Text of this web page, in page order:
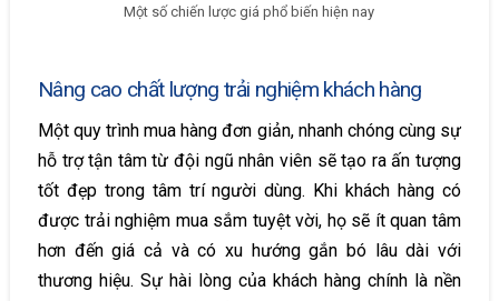
Một số chiến lược giá phổ biến hiện nay
Nâng cao chất lượng trải nghiệm khách hàng
Một quy trình mua hàng đơn giản, nhanh chóng cùng sự
hỗ trợ tận tâm từ đội ngũ nhân viên sẽ tạo ra ấn tượng
tốt đẹp trong tâm trí người dùng. Khi khách hàng có
được trải nghiệm mua sắm tuyệt vời, họ sẽ ít quan tâm
hơn đến giá cả và có xu hướng gắn bó lâu dài với
thương hiệu. Sự hài lòng của khách hàng chính là nền